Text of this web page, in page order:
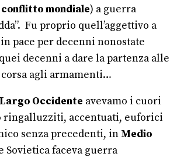
mondiale) a guerra
Fu proprio quell’aggettivo a
pace per decenni nonostate
decenni a dare la partenza alle
agli armamenti…
Largo Occidente avevamo i cuori
ringalluzziti, accentuati, euforici
senza precedenti, in Medio
Sovietica faceva guerra